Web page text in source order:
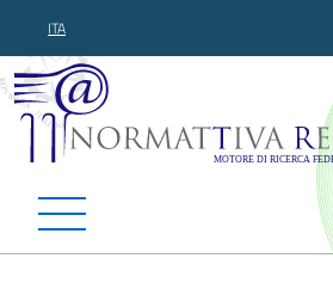
ITA
Normattiva